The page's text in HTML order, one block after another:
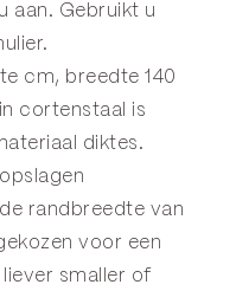
aan. Gebruikt u
.
cm, breedte 140
cortenstaal is
diktes.
randbreedte van
voor een
smaller of